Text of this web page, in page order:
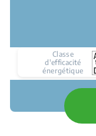
Classe
d'efficacité
énergétique